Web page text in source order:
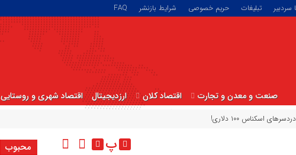
سردبیر تبلیغات حریم خصوصی شرایط بازنشر FAQ
صنعت و معدن و تجارت اقتصاد کلان ارزدیجیتال اقتصاد شهری و روستایی
دردسرهای اسکناس ۱۰۰ دلاری!
پ محبوب